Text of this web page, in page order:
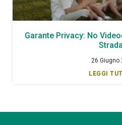
Garante Privacy: No
26 Giugno
LEGGI